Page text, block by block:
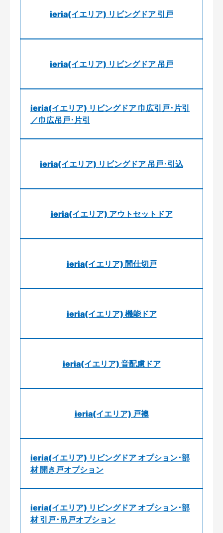
ieria(イエリア) リビングドア 引戸
ieria(イエリア) リビングドア 吊戸
ieria(イエリア) リビングドア 巾広引戸･片引
／巾広吊戸･片引
ieria(イエリア) リビングドア 吊戸･引込
ieria(イエリア) アウトセットドア
ieria(イエリア) 間仕切戸
ieria(イエリア) 機能ドア
ieria(イエリア) 音配慮ドア
ieria(イエリア) 戸襖
ieria(イエリア) リビングドア オプション･部
材 開き戸オプション
ieria(イエリア) リビングドア オプション･部
材 引戸･吊戸オプション